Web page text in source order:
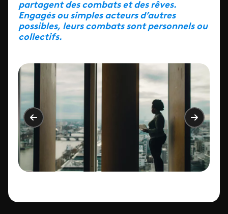
partagent des combats et des rêves.
Engagés ou simples acteurs d’autres
possibles, leurs combats sont personnels ou
collectifs.